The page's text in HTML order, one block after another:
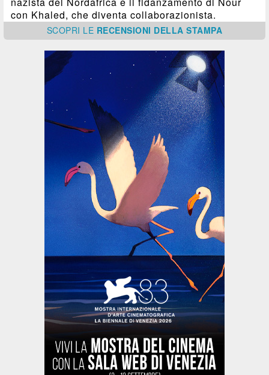
con Khaled, che diventa collaborazionista.
SCOPRI LE RECENSIONI DELLA STAMPA